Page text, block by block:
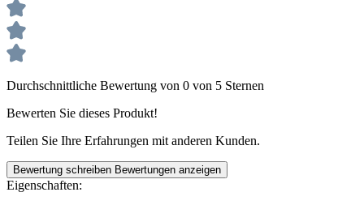
Durchschnittliche Bewertung von 0 von 5 Sternen
Bewerten Sie dieses Produkt!
Teilen Sie Ihre Erfahrungen mit anderen Kunden.
Bewertung schreiben Bewertungen anzeigen
Eigenschaften: